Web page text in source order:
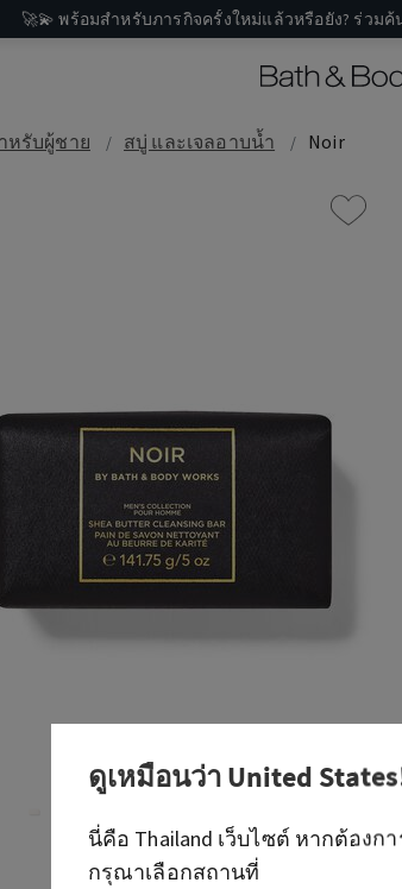
🚀💫 พร้อมสำหรับภารกิจครั้งใหม่แล้วหรือยัง? ร่ว
รับผู้ชาย สบู่ และเจลอาบน้ำ Noir
ดูเหมือนว่าUnited States
นี่คือ Thailand เว็บไซต์ หากต้องก
กรุณาเลือกสถานที่